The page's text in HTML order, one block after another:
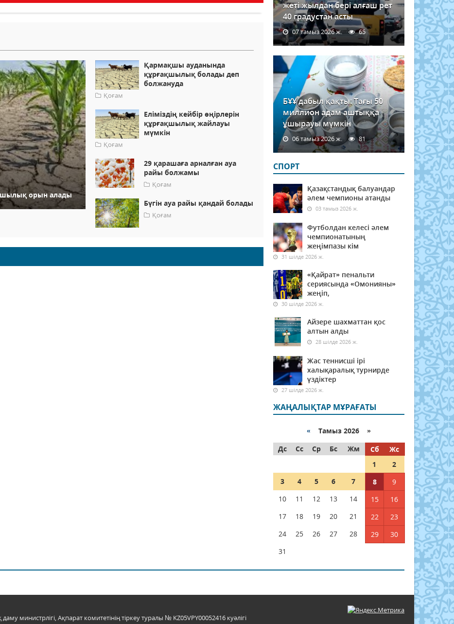
орын алады
Қармақшы ауданында
құрғақшылық болады деп
болжануда
Қоғам
Еліміздің кейбір өңірлерін
құрғақшылық жайлауы
мүмкін
Қоғам
29 қарашаға арналған ауа
райы болжамы
Қоғам
Бүгін ауа райы қандай болады
Қоғам
жеті жылдан бері алғаш рет
40 градустан асты
07 тамыз 2026 ж. 65
БҰҰ дабыл қақты: Тағы 50
миллион адам аштыққа
ұшырауы мүмкін
06 тамыз 2026 ж. 81
СПОРТ
Қазақстандық балуандар
әлем чемпионы атанды
03 тамыз 2026 ж.
Футболдан келесі әлем
чемпионатының
жеңімпазы кім
31 шілде 2026 ж.
«Қайрат» пенальти
сериясында «Омонияны»
жеңіп,
30 шілде 2026 ж.
Айзере шахматтан қос
алтын алды
28 шілде 2026 ж.
Жас теннисші ірі
халықаралық турнирде
үздіктер
27 шілде 2026 ж.
ЖАҢАЛЫҚТАР МҰРАҒАТЫ
« Тамыз 2026 »
Дс
Сс Ср Бс Жм Сб
Жс
1
2
3
4 5 6 7 8
9
10
11 12 13 14 15
16
17
18 19 20 21 22
23
24
25 26 27 28 29
30
31
министрлігі, Ақпарат комитетінің тіркеу туралы № KZ05VPY00052416 куәлігі